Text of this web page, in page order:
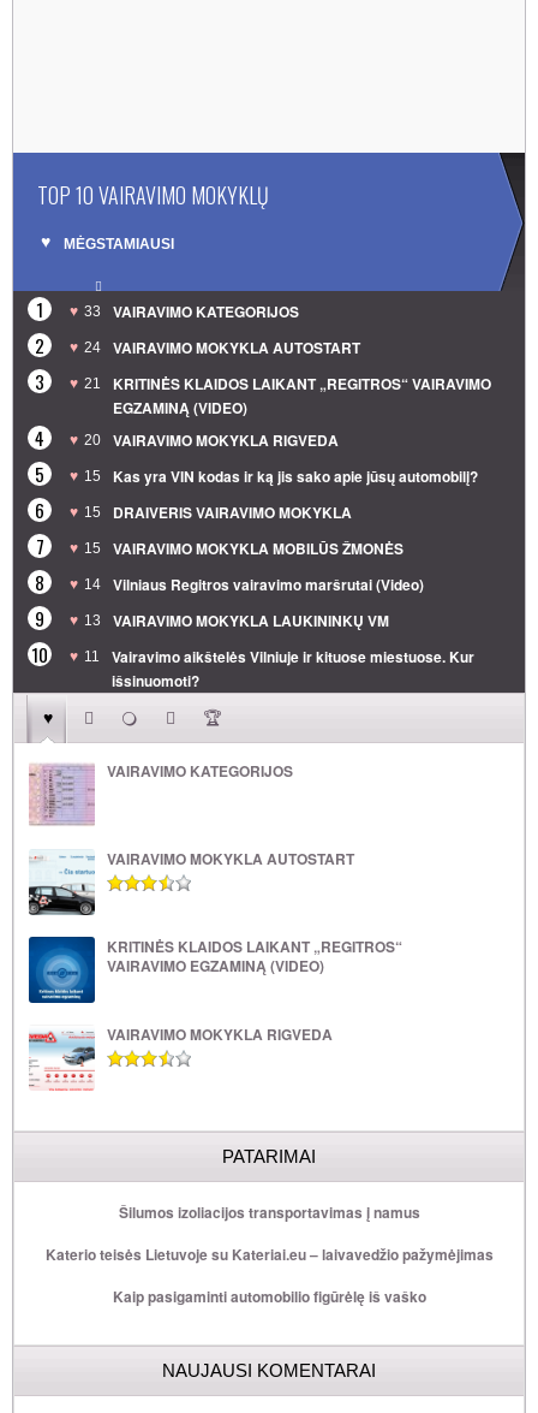
TOP 10 VAIRAVIMO MOKYKLŲ
MĖGSTAMIAUSI
1 33 VAIRAVIMO KATEGORIJOS
2 24 VAIRAVIMO MOKYKLA AUTOSTART
3 21
KRITINĖS KLAIDOS LAIKANT „REGITROS“ VAIRAVIMO
EGZAMINĄ (VIDEO)
4 20 VAIRAVIMO MOKYKLA RIGVEDA
5 15 Kas yra VIN kodas ir ką jis sako apie jūsų automobilį?
6 15 DRAIVERIS VAIRAVIMO MOKYKLA
7 15 VAIRAVIMO MOKYKLA MOBILŪS ŽMONĖS
8 14 Vilniaus Regitros vairavimo maršrutai (Video)
9 13 VAIRAVIMO MOKYKLA LAUKININKŲ VM
10 11
Vairavimo aikštelės Vilniuje ir kituose miestuose. Kur
išsinuomoti?
VAIRAVIMO KATEGORIJOS
VAIRAVIMO MOKYKLA AUTOSTART
KRITINĖS KLAIDOS LAIKANT „REGITROS“
VAIRAVIMO EGZAMINĄ (VIDEO)
VAIRAVIMO MOKYKLA RIGVEDA
PATARIMAI
Šilumos izoliacijos transportavimas į namus
Katerio teisės Lietuvoje su Kateriai.eu – laivavedžio pažymėjimas
Kaip pasigaminti automobilio figūrėlę iš vaško
NAUJAUSI KOMENTARAI